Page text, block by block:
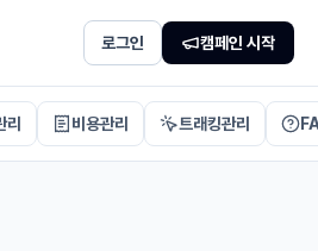
로그인 캠페인 시작
리 비용관리 트래킹관리